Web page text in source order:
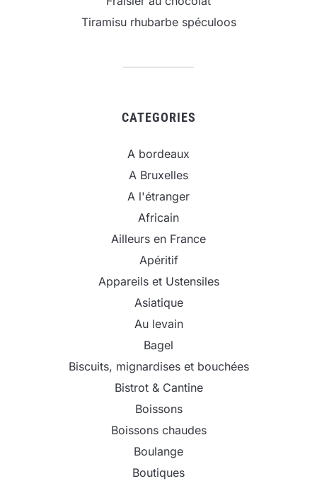
Tiramisu rhubarbe spéculoos
CATEGORIES
A bordeaux
A Bruxelles
A l'étranger
Africain
Ailleurs en France
Apéritif
Appareils et Ustensiles
Asiatique
Au levain
Bagel
Biscuits, mignardises et bouchées
Bistrot & Cantine
Boissons
Boissons chaudes
Boulange
Boutiques